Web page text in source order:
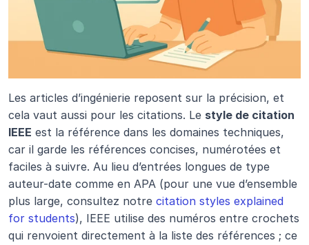
Les articles d’ingénierie reposent sur la précision, et
cela vaut aussi pour les citations. Le style de citation
IEEE est la référence dans les domaines techniques,
car il garde les références concises, numérotées et
faciles à suivre. Au lieu d’entrées longues de type
auteur-date comme en APA (pour une vue d’ensemble
plus large, consultez notre citation styles explained
for students), IEEE utilise des numéros entre crochets
qui renvoient directement à la liste des références ; ce